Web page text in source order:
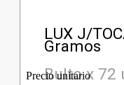
LUX J/
Gramos
Bulto x 72
Precio unitario